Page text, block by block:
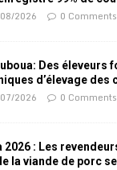
2026 0 Comments
Des éleveurs
d’élevage des
2026 0 Comments
2026 : Les
la viande de porc